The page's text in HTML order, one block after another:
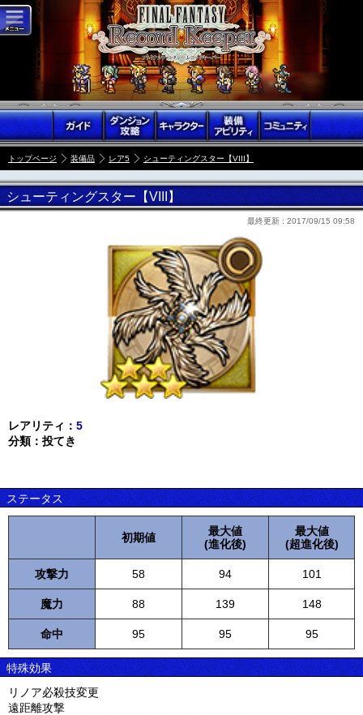
トップページ 装備品 レア5 シューティングスター【VIII】
シューティングスター【VIII】
最終更新 : 2017/09/15 09:58
レアリティ： 5
分類：投てき
ステータス
初期値
最大値
(進化後)
最大値
(超進化後)
攻撃力 58 94 101
魔力 88 139 148
命中 95 95 95
特殊効果
リノア必殺技変更
遠距離攻撃